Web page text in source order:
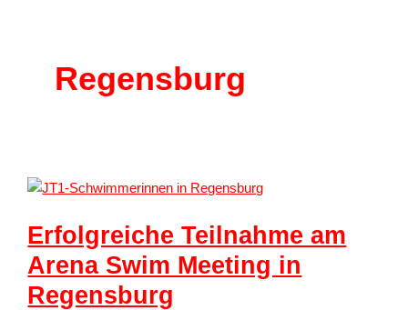
Regensburg
Erfolgreiche Teilnahme am
Arena Swim Meeting in
Regensburg